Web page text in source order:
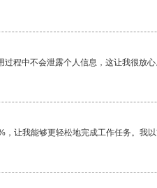
程中不会泄露个人信息，这让我很放
让我能够更轻松地完成工作任务。我